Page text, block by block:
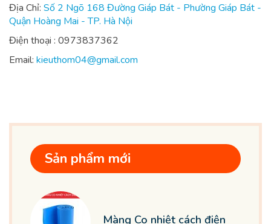
Địa Chỉ: Số 2 Ngõ 168 Đường Giáp Bát - Phường Giáp Bát -
Quận Hoàng Mai - TP. Hà Nội
Điện thoại : 0973837362
Email: kieuthom04@gmail.com
Sản phẩm mới
Màng Co nhiệt cách điện